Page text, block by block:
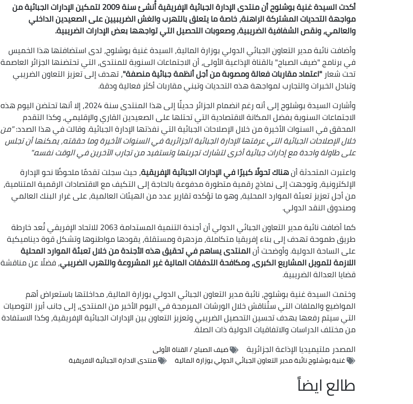
أكدت السيدة غنية بوشلوح أن منتدى الإدارة الجبائية الإفريقية أُنشئ سنة 2009 لتمكين الإدارات الجبائية من
مواجهة التحديات المشتركة الراهنة، خاصة ما يتعلق بالتهرب والغش الضريبيين على الصعيدين الداخلي
والعالمي، ونقص الشفافية الضريبية، وصعوبات التحصيل التي تواجهها بعض الإدارات الضريبية.
وأضافت نائبة مدير التعاون الجبائي الدولي بوزارة المالية، السيدة غنية بوشلوح، لدى استضافتها هذا الخميس
في برنامج "ضيف الصباح" بالقناة الإذاعية الأولى، أن الاجتماعات السنوية للمنتدى، التي تحتضنها الجزائر العاصمة
تحت شعار "اعتماد مقاربات فعالة ومصوبة من أجل أنظمة جبائية منصفة"، تهدف إلى تعزيز التعاون الضريبي
وتبادل الخبرات والتجارب لمواجهة هذه التحديات وتبني مقاربات أكثر فعالية ودقة.
وأشارت السيدة بوشلوح إلى أنه رغم انضمام الجزائر حديثًا إلى هذا المنتدى سنة 2024، إلا أنها تحتضن اليوم هذه
الاجتماعات السنوية بفضل المكانة الاقتصادية التي تحتلها على الصعيدين القاري والإقليمي، وكذا التقدم
المحقق في السنوات الأخيرة من خلال الإصلاحات الجبائية التي نفذتها الإدارة الجبائية. وقالت في هذا الصدد:"من
خلال الإصلاحات الجبائية التي عرفتها الإدارة الجبائية الجزائرية في السنوات الأخيرة وما حققته، يمكنها أن تجلس
على طاولة واحدة مع إدارات جبائية أخرى لتشارك تجربتها وتستفيد من تجارب الآخرين في الوقت نفسه."
واعتبرت المتحدثة أنهناك تحولًا كبيرًا في الإدارات الجبائية الإفريقية، حيث سجلت تقدمًا ملحوظًا نحو الإدارة
الإلكترونية، وتوجهت إلى نماذج رقمية متطورة مدفوعة بالحاجة إلى التكيف مع الاقتصادات الرقمية المتنامية،
من أجل تعزيز تعبئة الموارد المحلية، وهو ما تؤكده تقارير عدد من الهيئات العالمية، على غرار البنك العالمي
وصندوق النقد الدولي.
كما أضافت نائبة مدير التعاون الجبائي الدولي أن أجندة التنمية المستدامة 2063 للاتحاد الإفريقي تُعد خارطة
طريق طموحة تهدف إلى بناء إفريقيا متكاملة، مزدهرة ومستقلة، يقودها مواطنوها وتشكل قوة ديناميكية
على الساحة الدولية. وأوضحت أنالمنتدى يساهم في تحقيق هذه الأجندة من خلال تعبئة الموارد المحلية
اللازمة لتمويل المشاريع الكبرى، ومكافحة التدفقات المالية غير المشروعة والتهرب الضريبي، فضلًا عن مناقشة
قضايا العدالة الضريبية.
وختمت السيدة غنية بوشلوح، نائبة مدير التعاون الجبائي الدولي بوزارة المالية، مداخلتها باستعراض أهم
المواضيع والملفات التي ستُناقش خلال الورشات المبرمجة في اليوم الأخير من المنتدى، إلى جانب أبرز التوصيات
التي سيتم رفعها بهدف تحسين التحصيل الضريبي وتعزيز التعاون بين الإدارات الجبائية الإفريقية، وكذا الاستفادة
من مختلف الدراسات والاتفاقيات الدولية ذات الصلة.
المصدر ملتيميديا الإذاعة الجزائرية
ضيف الصباح / القناة الأولى
غنية بوشلوح نائبة مدير التعاون الجبائي الدولي بوزارة المالية
منتدى الادارة الجبائية الافريقية
طالع ايضاً